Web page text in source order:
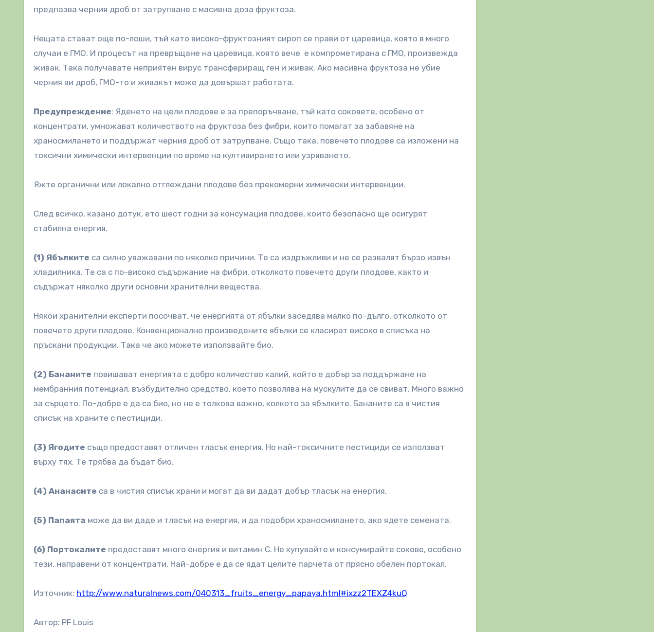
предпазва черния дроб от затрупване с масивна доза фруктоза.
Нещата стават още по-лоши, тъй като високо-фруктозният сироп се прави от царевица, която в много
случаи е ГМО. И процесът на превръщане на царевица, която вече е компрометирана с ГМО, произвежда
живак. Така получавате неприятен вирус трансфериращ ген и живак. Ако масивна фруктоза не убие
черния ви дроб, ГМО-то и живакът може да довършат работата.
Предупреждение: Яденето на цели плодове е за препоръчване, тъй като соковете, особено от
концентрати, умножават количеството на фруктоза без фибри, които помагат за забавяне на
храносмилането и поддържат черния дроб от затрупване. Също така, повечето плодове са изложени на
токсични химически интервенции по време на култивирането или узряването.
Яжте органични или локално отглеждани плодове без прекомерни химически интервенции.
След всичко, казано дотук, ето шест годни за консумация плодове, които безопасно ще осигурят
стабилна енергия.
(1) Ябълките са силно уважавани по няколко причини. Те са издръжливи и не се развалят бързо извън
хладилника. Те са с по-високо съдържание на фибри, отколкото повечето други плодове, както и
съдържат няколко други основни хранителни вещества.
Някои хранителни експерти посочват, че енергията от ябълки заседява малко по-дълго, отколкото от
повечето други плодове. Конвенционално произведените ябълки се класират високо в списъка на
пръскани продукции. Така че ако можете използвайте био.
(2) Бананите повишават енергията с добро количество калий, който е добър за поддържане на
мембранния потенциал, възбудително средство, което позволява на мускулите да се свиват. Много важно
за сърцето. По-добре е да са био, но не е толкова важно, колкото за ябълките. Бананите са в чистия
списък на храните с пестициди.
(3) Ягодите също предоставят отличен тласък енергия. Но най-токсичните пестициди се използват
върху тях. Те трябва да бъдат био.
(4) Ананасите са в чистия списък храни и могат да ви дадат добър тласък на енергия.
(5) Папаята може да ви даде и тласък на енергия, и да подобри храносмилането, ако ядете семената.
(6) Портокалите предоставят много енергия и витамин C. Не купувайте и консумирайте сокове, особено
тези, направени от концентрати. Най-добре е да се ядат целите парчета от прясно обелен портокал.
Източник: http://www.naturalnews.com/040313_fruits_energy_papaya.html#ixzz2TEXZ4kuQ
Автор: PF Louis